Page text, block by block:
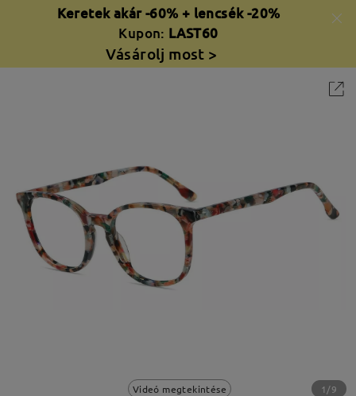
Keretek akár -60% + lencsék -20%
Kupon: LAST60
Vásárolj most >
Videó megtekintése 1/9